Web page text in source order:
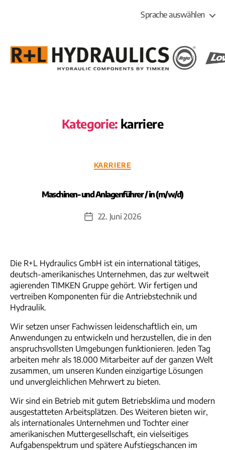
Sprache auswählen
Kategorie: karriere
Kategorien
KARRIERE
Maschinen- und Anlagenführer / in (m/w/d)
Veröffentlichungsdatum
22. Juni 2026
Die R+L Hydraulics GmbH ist ein international tätiges,
deutsch-amerikanisches Unternehmen, das zur weltweit
agierenden TIMKEN Gruppe gehört. Wir fertigen und
vertreiben Komponenten für die Antriebstechnik und
Hydraulik.
Wir setzen unser Fachwissen leidenschaftlich ein, um
Anwendungen zu entwickeln und herzustellen, die in den
anspruchsvollsten Umgebungen funktionieren. Jeden Tag
arbeiten mehr als 18.000 Mitarbeiter auf der ganzen Welt
zusammen, um unseren Kunden einzigartige Lösungen
und unvergleichlichen Mehrwert zu bieten.
Wir sind ein Betrieb mit gutem Betriebsklima und modern
ausgestatteten Arbeitsplätzen. Des Weiteren bieten wir,
als internationales Unternehmen und Tochter einer
amerikanischen Muttergesellschaft, ein vielseitiges
Aufgabenspektrum und spätere Aufstiegschancen im